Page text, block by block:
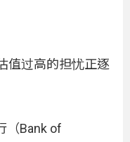
值过高的担忧正逐
（Bank of